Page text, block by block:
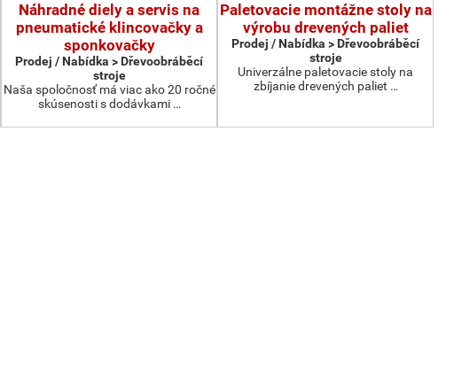
Náhradné diely a servis na
pneumatické klincovačky a
sponkovačky
Prodej / Nabídka > Dřevoobráběcí
stroje
Naša spoločnosť má viac ako 20 ročné
skúsenosti s dodávkami …
Paletovacie montážne stoly na
výrobu drevených paliet
Prodej / Nabídka > Dřevoobráběcí
stroje
Univerzálne paletovacie stoly na
zbíjanie drevených paliet …